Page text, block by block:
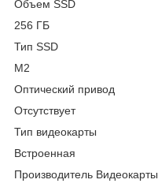
Объем SSD
256 ГБ
Тип SSD
M2
Оптический привод
Отсутствует
Тип видеокарты
Встроенная
Производитель Видеокарты